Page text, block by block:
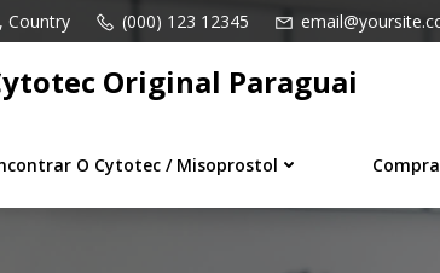
Country (000) 123 12345
Original Paraguai
O Cytotec / Misoprostol